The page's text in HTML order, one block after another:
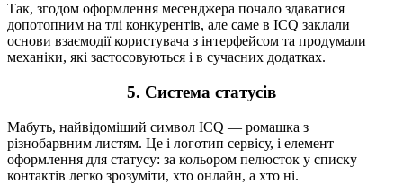
Так, згодом оформлення месенджера почало здаватися
допотопним на тлі конкурентів, але саме в ICQ заклали
основи взаємодії користувача з інтерфейсом та продумали
механіки, які застосовуються і в сучасних додатках.
5. Система статусів
Мабуть, найвідоміший символ ICQ — ромашка з
різнобарвним листям. Це і логотип сервісу, і елемент
оформлення для статусу: за кольором пелюсток у списку
контактів легко зрозуміти, хто онлайн, а хто ні.